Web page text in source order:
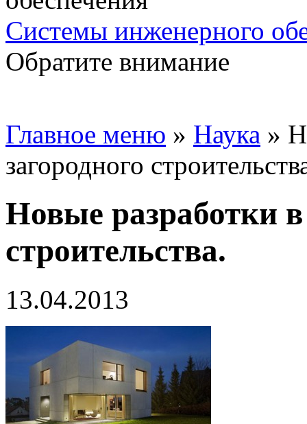
Системы инженерного
Обратите внимание
Главное меню » Наука »
загородного
Новые разработки в
строительства.
13.04.2013